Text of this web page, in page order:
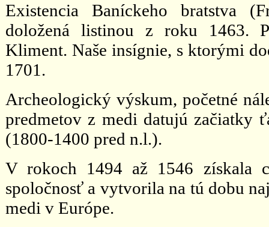
Existencia Baníckeho bratstva
doložená listinou z roku 1463.
Kliment. Naše insígnie, s ktorými
1701.
Archeologický výskum, početné
predmetov z medi datujú začiatky
(1800-1400 pred n.l.).
V rokoch 1494 až 1546 získala
spoločnosť a vytvorila na tú dobu
medi v Európe.